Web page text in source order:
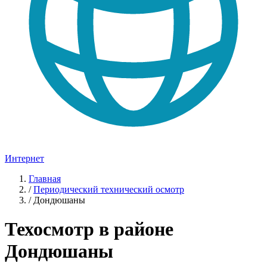
Интернет
Главная
/ Периодический технический осмотр
/ Дондюшаны
Техосмотр в районе
Дондюшаны